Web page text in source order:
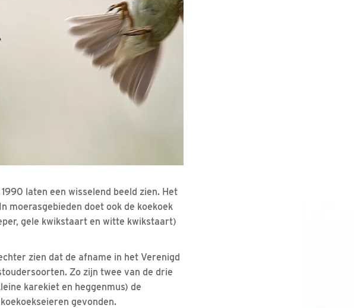
laten een wisselend beeld zien. Het
moerasgebieden doet ook de koekoek
gele kwikstaart en witte kwikstaart)
zien dat de afname in het Verenigd
Zo zijn twee van de drie
karekiet en heggenmus) de
gevonden.